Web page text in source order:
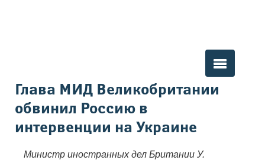
Вы здесь
Глава МИД Великобритании
обвинил Россию в
интервенции на Украине
Министр иностранных дел Британии У.